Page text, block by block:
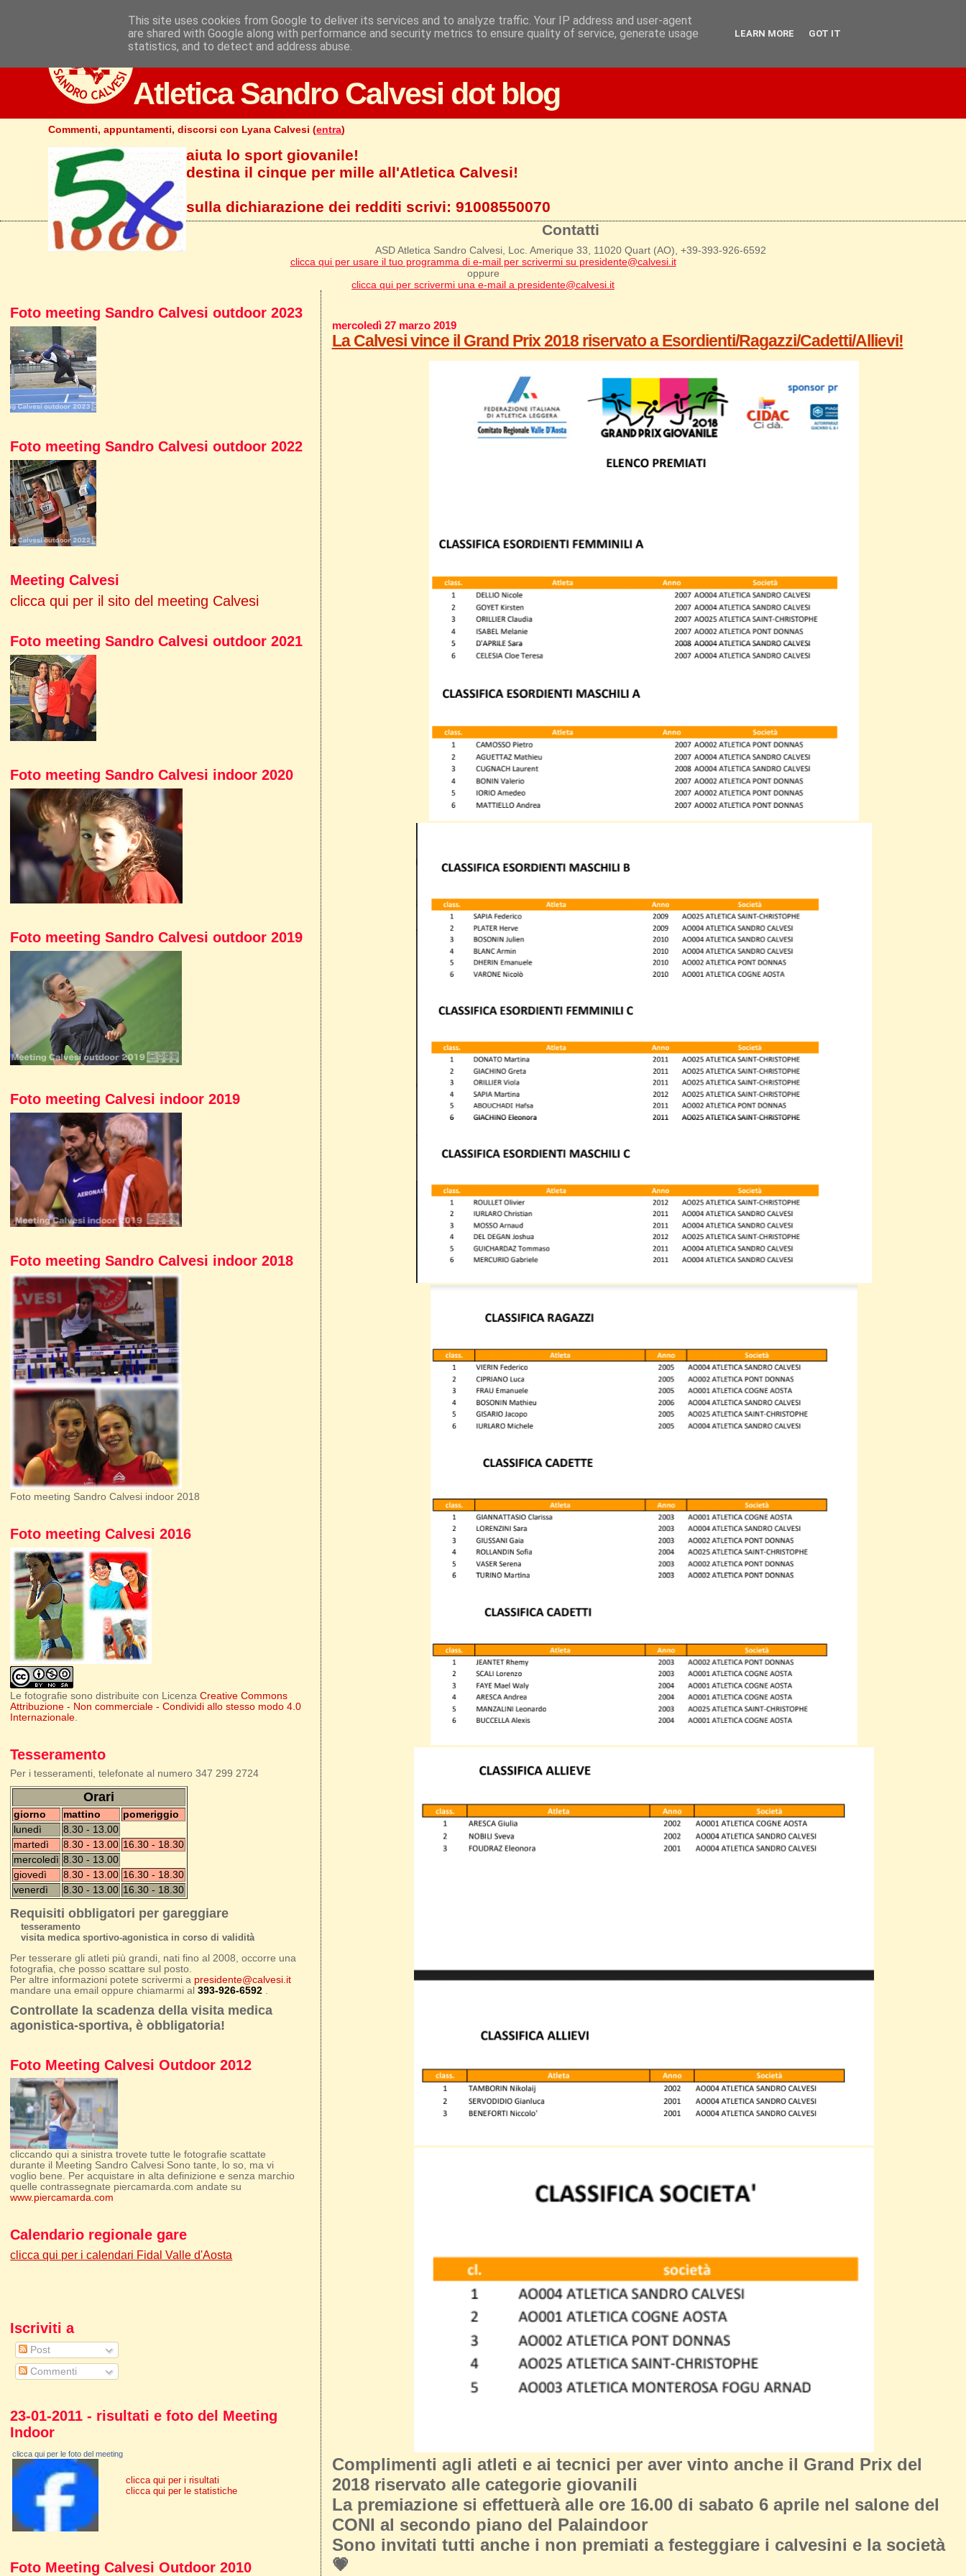
Atletica Sandro Calvesi dot blog
Commenti, appuntamenti, discorsi con Lyana Calvesi (entra)
aiuta lo sport giovanile!
destina il cinque per mille all'Atletica Calvesi!
sulla dichiarazione dei redditi scrivi:91008550070
Contatti
ASD Atletica Sandro Calvesi, Loc. Amerique 33, 11020 Quart (AO), +39-393-926-6592
clicca qui per usare il tuo programma di e-mail per scrivermi su presidente@calvesi.it
oppure
clicca qui per scrivermi una e-mail a presidente@calvesi.it
mercoledì 27 marzo 2019
La Calvesi vince il Grand Prix 2018 riservato a Esordienti/Ragazzi/Cadetti/Allievi!
Complimenti agli atleti e ai tecnici per aver vinto anche il Grand Prix del
2018 riservato alle categorie giovanili
La premiazione si effettuerà alle ore 16.00 di sabato 6 aprile nel salone del
CONI al secondo piano del Palaindoor
Sono invitati tutti anche i non premiati a festeggiare i calvesini e la società
💗
Foto meeting Sandro Calvesi outdoor 2023
Foto meeting Sandro Calvesi outdoor 2022
Meeting Calvesi
clicca qui per il sito del meeting Calvesi
Foto meeting Sandro Calvesi outdoor 2021
Foto meeting Sandro Calvesi indoor 2020
Foto meeting Sandro Calvesi outdoor 2019
Foto meeting Calvesi indoor 2019
Foto meeting Sandro Calvesi indoor 2018
Foto meeting Sandro Calvesi indoor 2018
Foto meeting Calvesi 2016
Le fotografie sono distribuite con LicenzaCreative Commons
Attribuzione - Non commerciale - Condividi allo stesso modo 4.0
Internazionale.
Tesseramento
Per i tesseramenti, telefonate al numero 347 299 2724
Orari
giorno mattino
pomeriggio
lunedì
8.30 - 13.00
martedì
8.30 - 13.00 16.30 - 18.30
mercoledì 8.30 - 13.00
giovedì
8.30 - 13.00 16.30 - 18.30
venerdì
8.30 - 13.00 16.30 - 18.30
Requisiti obbligatori per gareggiare
tesseramento
visita medica sportivo-agonistica in corso di validità
Per tesserare gli atleti più grandi, nati fino al 2008, occorre una
fotografia, che posso scattare sul posto.
Per altre informazioni potete scrivermi a presidente@calvesi.it
mandare una email oppure chiamarmi al393-926-6592
Controllate la scadenza della visita medica
agonistica-sportiva, è obbligatoria!
Foto Meeting Calvesi Outdoor 2012
cliccando qui a sinistra trovete tutte le fotografie scattate
durante il Meeting Sandro Calvesi Sono tante, lo so, ma vi
voglio bene. Per acquistare in alta definizione e senza marchio
quelle contrassegnate piercamarda.com andate su
www.piercamarda.com
Calendario regionale gare
clicca qui per i calendari Fidal Valle d'Aosta
Iscriviti a
Post
Commenti
23-01-2011 - risultati e foto del Meeting
Indoor
clicca qui per le foto del meeting
clicca qui per i risultati
clicca qui per le statistiche
Foto Meeting Calvesi Outdoor 2010
This site uses cookies from Google to deliver its services and to analyze traffic. Your IP address and user-agent
are shared with Google along with performance and security metrics to ensure quality of service, generate usage
statistics, and to detect and address abuse.
LEARN MORE GOT IT